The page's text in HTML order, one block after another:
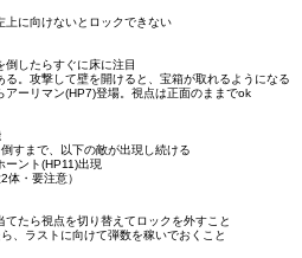
向けないとロックできない
したらすぐに床に注目
攻撃して壁を開けると、宝箱が取れるようになる
リマン(HP7)登場。視点は正面のままでok
まで、以下の敵が出現し続ける
ント(HP11)出現
・要注意）
ら視点を切り替えてロックを外すこと
ラストに向けて弾数を稼いでおくこと